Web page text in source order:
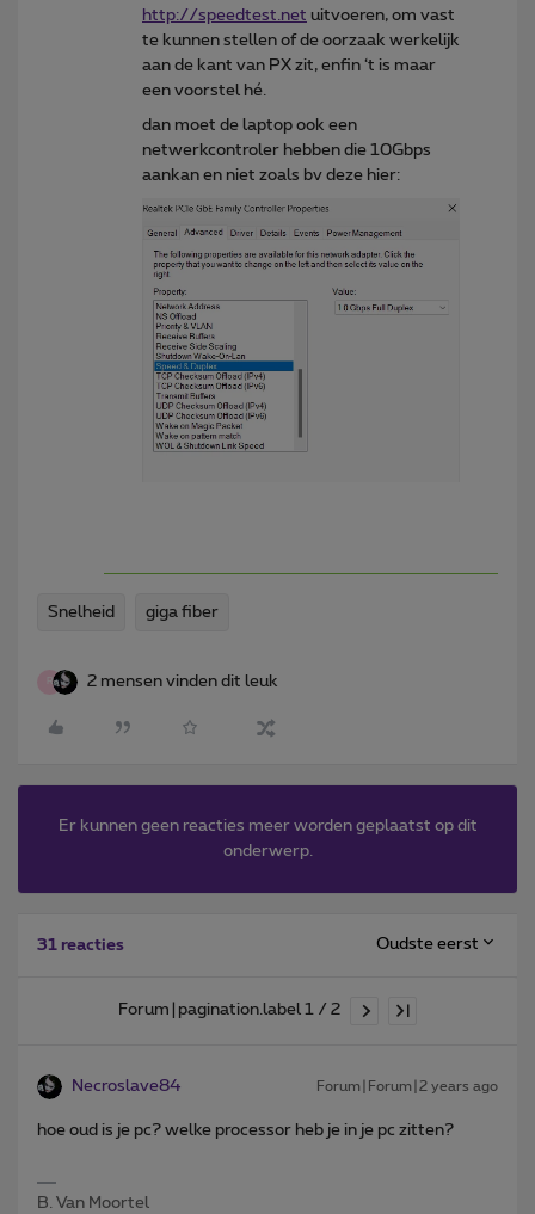
http://speedtest.net uitvoeren, om vast
te kunnen stellen of de oorzaak werkelijk
aan de kant van PX zit, enfin ‘t is maar
een voorstel hé.
dan moet de laptop ook een
netwerkcontroler hebben die 10Gbps
aankan en niet zoals bv deze hier:
Snelheid giga fiber
R 2 mensen vinden dit leuk
Er kunnen geen reacties meer worden geplaatst op dit
onderwerp.
31 reacties Oudste eerst
Forum|pagination.label 1 / 2
Necroslave84 Forum|Forum|2 years ago
hoe oud is je pc? welke processor heb je in je pc zitten?
B. Van Moortel